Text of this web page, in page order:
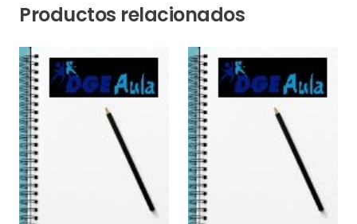
Productos relacionados